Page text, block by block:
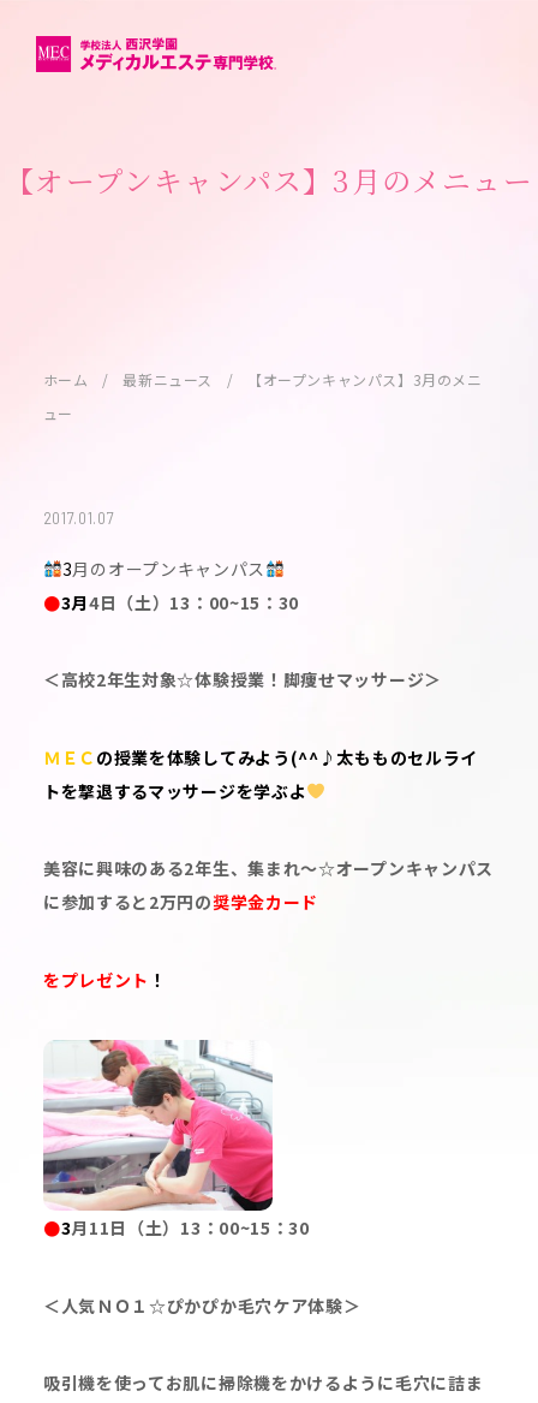
【オープンキャンパス】3月のメニュー
ホーム 最新ニュース
【オープンキャンパス】3月のメニ
ュー
2017.01.07
3月のオープンキャンパス
●3月4日（土）13：00~15：30
＜高校2年生対象☆体験授業！脚痩せマッサージ＞
ＭＥＣ の授業を体験してみよう(^^♪太もものセルライ
トを撃退するマッサージを学ぶよ
美容に興味のある2年生、集まれ～☆オープンキャンパス
に参加すると2万円の奨学金カード
をプレゼント ！
●3月11日（土）13：00~15：30
＜人気ＮＯ１☆ぴかぴか毛穴ケア体験＞
吸引機を使ってお肌に掃除機をかけるように毛穴に詰ま